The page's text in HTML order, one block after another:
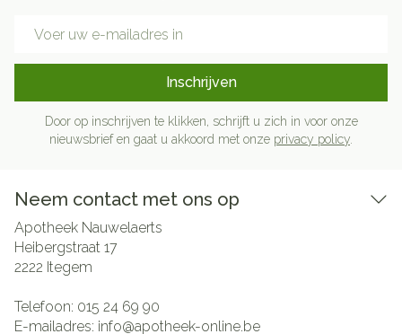
Inschrijven
Door op inschrijven te klikken, schrijft u zich in voor onze
nieuwsbrief en gaat u akkoord met onze privacy policy
Neem contact met ons op
Apotheek Nauwelaerts
Heibergstraat 17
2222 Itegem
Telefoon: 015 24 69 90
E-mailadres: info@apotheek-online.be